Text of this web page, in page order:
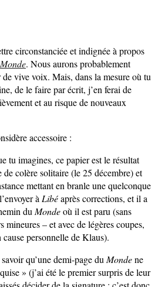
circonstanciée et indignée à propos
. Nous aurons probablement
de vive voix. Mais, dans la mesure où tu
de le faire par écrit, j’en ferai de
et au risque de nouveaux
accessoire :
tu imagines, ce papier est le résultat
de colère solitaire (le 25 décembre) et
mettant en branle une quelconque
à Libéaprès corrections, et il a
du Mondeoù il est paru (sans
mineures – et avec de légères coupes,
personnelle de Klaus).
qu’une demi-page du Mondene
» (j’ai été le premier surpris de leur